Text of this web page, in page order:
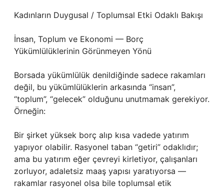
Kadınların Duygusal / Toplumsal Etki Odaklı Bakışı
İnsan, Toplum ve Ekonomi — Borç
Yükümlülüklerinin Görünmeyen Yönü
Borsada yükümlülük denildiğinde sadece rakamları
değil, bu yükümlülüklerin arkasında “insan”,
“toplum”, “gelecek” olduğunu unutmamak gerekiyor.
Örneğin:
Bir şirket yüksek borç alıp kısa vadede yatırım
yapıyor olabilir. Rasyonel taban “getiri” odaklıdır;
ama bu yatırım eğer çevreyi kirletiyor, çalışanları
zorluyor, adaletsiz maaş yapısı yaratıyorsa —
rakamlar rasyonel olsa bile toplumsal etik